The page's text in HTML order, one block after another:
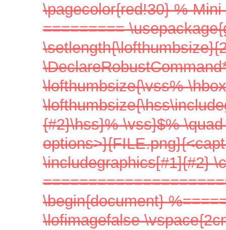
\pagecolor{red!30} %
=========
\lofthumbsize{\vss%
{#2}\hss}% \vss}$%
\includegraphics[#1]{#2}
\begin{document}
\lofimagefalse